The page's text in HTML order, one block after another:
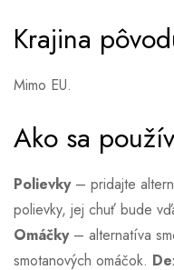
Krajina
Mimo EU.
Ako sa
Polievky– pridajte
polievky, jej chuť bude
Omáčky– alternatíva
smotanových omáčok.